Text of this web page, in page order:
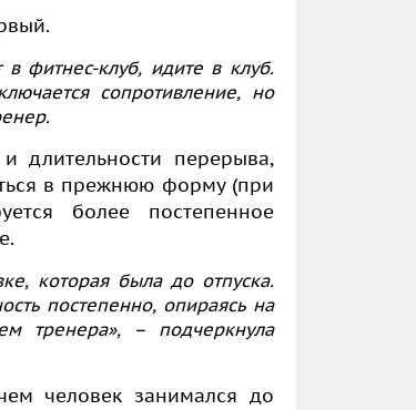
фитнес-клуб, идите в клуб.
сопротивление, но
длительности перерыва,
в прежнюю форму (при
более постепенное
которая была до отпуска.
постепенно, опираясь на
тренера»,
– подчеркнула
человек занимался до